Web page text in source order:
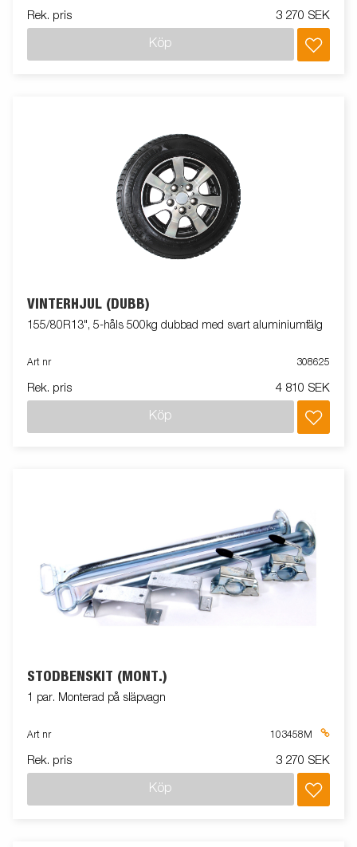
X S150, WINTERHOFF WW 13 / 14, WINTERHOFF WW 200
Rek. pris 3 270 SEK
Köp
VINTERHJUL (DUBB)
155/80R13", 5-håls 500kg dubbad med svart aluminiumfälg
Art nr 308625
Rek. pris 4 810 SEK
Köp
STÖDBENSKIT (MONT.)
1 par. Monterad på släpvagn
Art nr 103458M
Rek. pris 3 270 SEK
Köp